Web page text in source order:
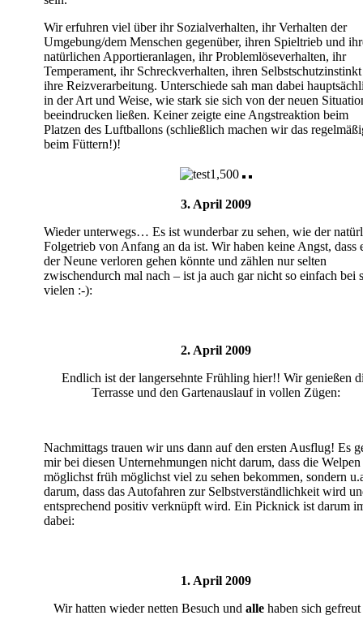
Wir erfuhren viel über ihr Sozialverhalten, ihr Verhalten der
Umgebung/dem Menschen gegenüber, ihren Spieltrieb und
natürlichen Apportieranlagen, ihr Problemlöseverhalten, ihr
Temperament, ihr Schreckverhalten, ihren
ihre Reizverarbeitung. Unterschiede sah man dabei
in der Art und Weise, wie stark sie sich von der neuen
beeindrucken ließen. Keiner zeigte eine Angstreaktion beim
Platzen des Luftballons (schließlich machen wir das
beim Füttern!)!
3. April 2009
Wieder unterwegs… Es ist wunderbar zu sehen, wie der
Folgetrieb von Anfang an da ist. Wir haben keine Angst, dass
der Neune verloren gehen könnte und zählen nur selten
zwischendurch mal nach – ist ja auch gar nicht so einfach bei
vielen :-):
2. April 2009
Endlich ist der langersehnte Frühling hier!! Wir genießen
Terrasse und den Gartenauslauf in vollen Zügen:
Nachmittags trauen wir uns dann auf den ersten Ausflug! Es
mir bei diesen Unternehmungen nicht darum, dass die Welpen
möglichst früh möglichst viel zu sehen bekommen, sondern
darum, dass das Autofahren zur Selbstverständlichkeit wird
entsprechend positiv verknüpft wird. Ein Picknick ist darum
dabei:
1. April 2009
Wir hatten wieder netten Besuch und alle haben sich